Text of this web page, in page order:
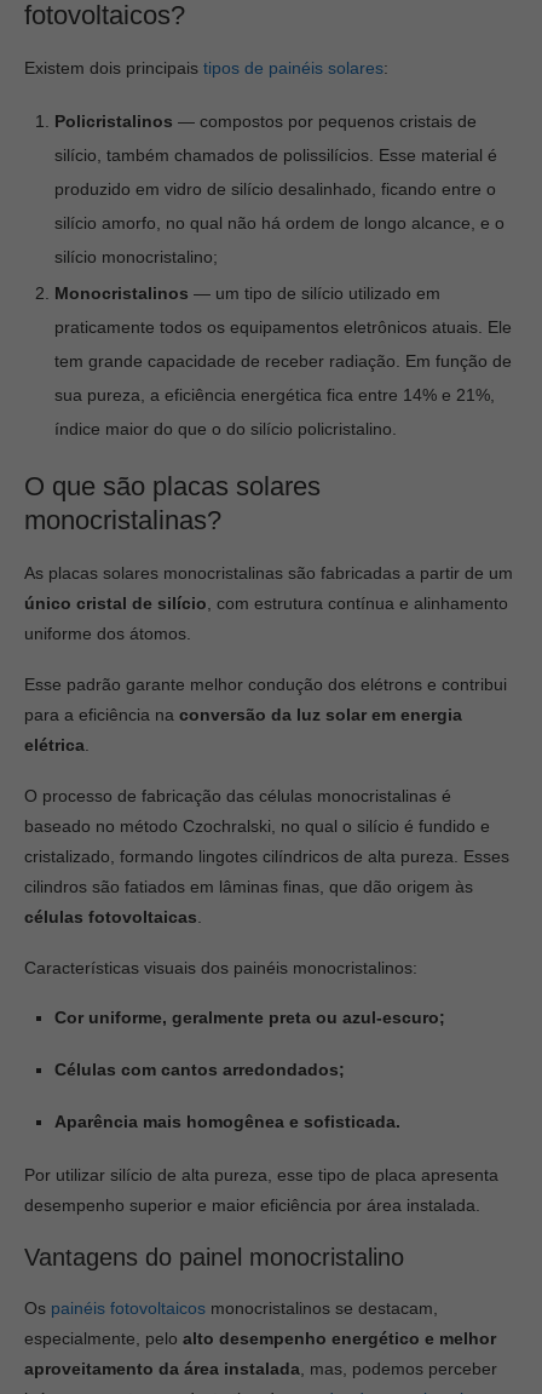
fotovoltaicos?
Existem dois principais tipos de painéis solares:
Policristalinos — compostos por pequenos cristais de
silício, também chamados de polissilícios. Esse material é
produzido em vidro de silício desalinhado, ficando entre o
silício amorfo, no qual não há ordem de longo alcance, e o
silício monocristalino;
Monocristalinos — um tipo de silício utilizado em
praticamente todos os equipamentos eletrônicos atuais. Ele
tem grande capacidade de receber radiação. Em função de
sua pureza, a eficiência energética fica entre 14% e 21%,
índice maior do que o do silício policristalino.
O que são placas solares
monocristalinas?
As placas solares monocristalinas são fabricadas a partir de um
único cristal de silício , com estrutura contínua e alinhamento
uniforme dos átomos.
Esse padrão garante melhor condução dos elétrons e contribui
para a eficiência na conversão da luz solar em energia
elétrica
O processo de fabricação das células monocristalinas é
baseado no método Czochralski, no qual o silício é fundido e
cristalizado, formando lingotes cilíndricos de alta pureza. Esses
cilindros são fatiados em lâminas finas, que dão origem às
células fotovoltaicas
Características visuais dos painéis monocristalinos:
Cor uniforme, geralmente preta ou azul-escuro;
Células com cantos arredondados;
Aparência mais homogênea e sofisticada.
Por utilizar silício de alta pureza, esse tipo de placa apresenta
desempenho superior e maior eficiência por área instalada.
Vantagens do painel monocristalino
Os painéis fotovoltaicos monocristalinos se destacam,
especialmente, pelo alto desempenho energético e melhor
aproveitamento da área instalada , mas, podemos perceber